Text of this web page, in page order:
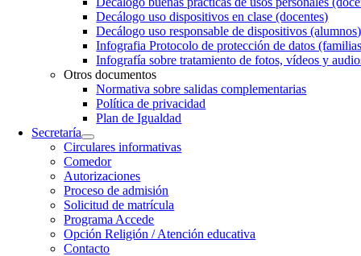
Decálogo uso dispositivos en clase (docentes)
Decálogo uso responsable de dispositivos (alumnos)
Infografia Protocolo de protección de datos
Infografía sobre tratamiento de fotos, vídeos y
Otros documentos
Normativa sobre salidas complementarias
Política de privacidad
Plan de Igualdad
Secretaría
Circulares informativas
Comedor
Autorizaciones
Proceso de admisión
Solicitud de matrícula
Programa Accede
Opción Religión / Atención educativa
Contacto